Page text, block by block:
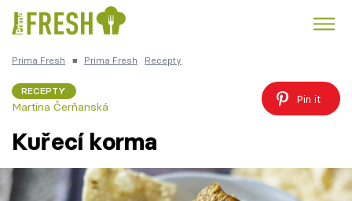
Česká kuchyně
Prima Fresh ■ Prima Fresh Recepty
RECEPTY
Martina Čerňanská
Pin it
Kuřecí korma